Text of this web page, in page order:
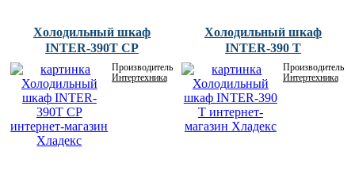
Холодильный шкаф
INTER-390T СР
Производитель:
Интертехника
Холодильный шкаф
INTER-390 Т
Производитель:
Интертехника